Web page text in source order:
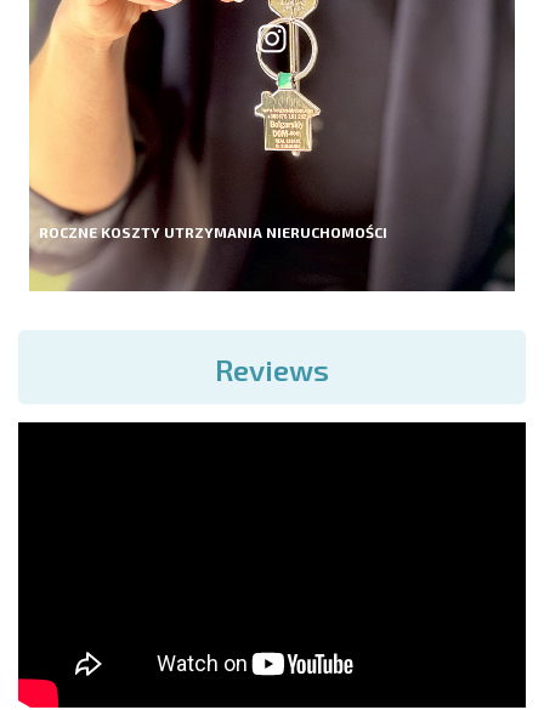
ROCZNE KOSZTY UTRZYMANIA NIERUCHOMOŚCI
Reviews